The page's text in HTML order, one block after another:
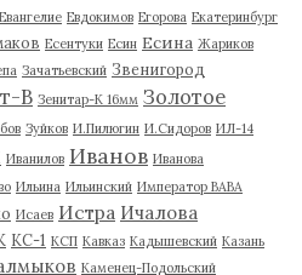
Евангелие Евдокимов Егорова Екатеринбург
Есентуки Есин Есина Жариков
Зачатьевский Звенигород
В Зенитар-К 16мм Золотое
Зуйков И.Пилюгин И.Сидоров ИЛ-14
Иванилов Иванов Иванова
Ильина Ильинский Император ВАВА
Исаев Истра Ичалова
КС-1 КСП Кавказ Кадышевский Казань
Каменец-Подольский